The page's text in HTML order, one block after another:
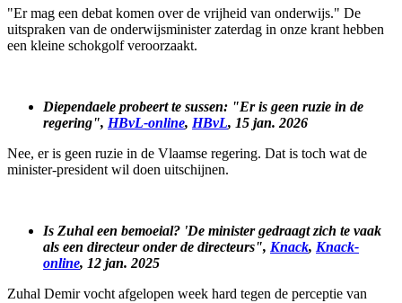
"Er mag een debat komen over de vrijheid van onderwijs." De
uitspraken van de onderwijsminister zaterdag in onze krant hebben
een kleine schokgolf veroorzaakt.
Diependaele probeert te sussen: "Er is geen ruzie in de
regering", HBvL-online, HBvL, 15 jan. 2026
Nee, er is geen ruzie in de Vlaamse regering. Dat is toch wat de
minister-president wil doen uitschijnen.
Is Zuhal een bemoeial? 'De minister gedraagt zich te vaak
als een directeur onder de directeurs", Knack, Knack-
online, 12 jan. 2025
Zuhal Demir vocht afgelopen week hard tegen de perceptie van